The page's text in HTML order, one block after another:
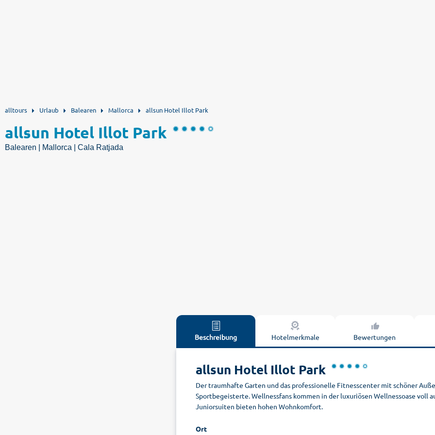
alltours Urlaub Balearen Mallorca allsun Hotel Illot Park
allsun Hotel Illot Park
Balearen | Mallorca | Cala Ratjada
Beschreibung Hotelmerkmale Bewertungen
allsun Hotel Illot Park
Der traumhafte Garten und das professionelle Fitnesscenter mit schöner
Sportbegeisterte. Wellnessfans kommen in der luxuriösen Wellnessoase
Juniorsuiten bieten hohen Wohnkomfort.
Ort